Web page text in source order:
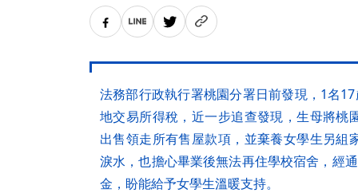
法務部行政執行署桃園分署日前發現，1名
地交易所得稅，近一步追查發現，生母將桃
出售領走所有售屋款項，並棄養女學生另組
淚水，也擔心畢業後無法再住學校宿舍，經
金，盼能給予女學生溫暖支持。